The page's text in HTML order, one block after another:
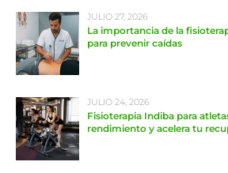
JULIO 27, 2026
La importancia de la
para prevenir caídas
JULIO 24, 2026
Fisioterapia Indiba para
rendimiento y acelera tu